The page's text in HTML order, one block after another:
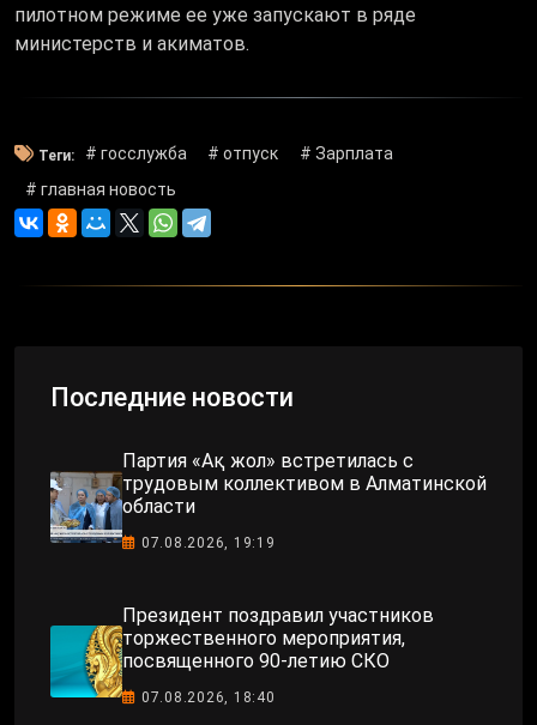
пилотном режиме ее уже запускают в ряде
министерств и акиматов.
Теги: # госслужба # отпуск
# Зарплата
# главная новость
Последние новости
Партия «Ақ жол» встретилась с
трудовым коллективом в Алматинской
области
07.08.2026, 19:19
Президент поздравил участников
торжественного мероприятия,
посвященного 90-летию СКО
07.08.2026, 18:40